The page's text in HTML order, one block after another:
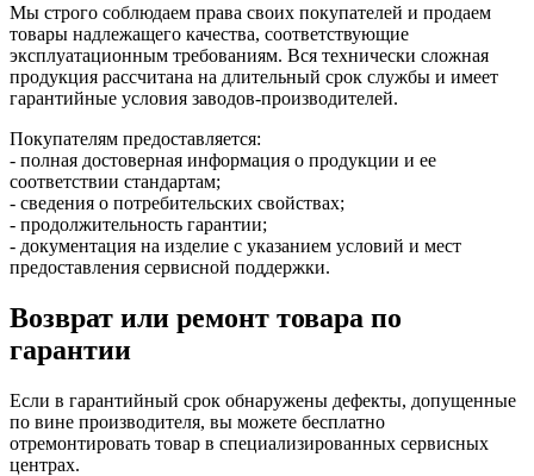
Мы строго соблюдаем права своих покупателей и продаем
товары надлежащего качества, соответствующие
эксплуатационным требованиям. Вся технически сложная
продукция рассчитана на длительный срок службы и имеет
гарантийные условия заводов-производителей.
Покупателям предоставляется:
- полная достоверная информация о продукции и ее
соответствии стандартам;
- сведения о потребительских свойствах;
- продолжительность гарантии;
- документация на изделие с указанием условий и мест
предоставления сервисной поддержки.
Возврат или ремонт товара по
гарантии
Если в гарантийный срок обнаружены дефекты, допущенные
по вине производителя, вы можете бесплатно
отремонтировать товар в специализированных сервисных
центрах.